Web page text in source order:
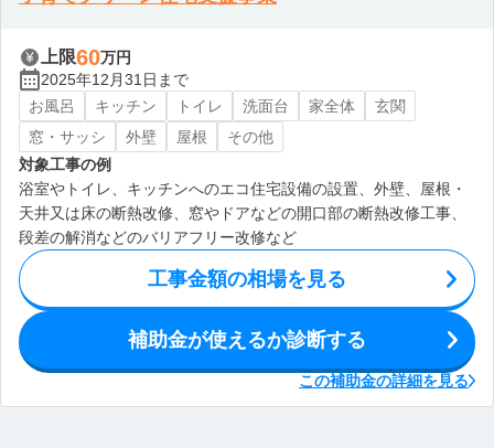
上限60万円
2025年12月31日まで
お風呂
キッチン トイレ 洗面台 家全体
玄関
窓・サッシ
外壁 屋根
その他
対象工事の例
浴室やトイレ、キッチンへのエコ住宅設備の設置、外壁、屋根・
天井又は床の断熱改修、窓やドアなどの開口部の断熱改修工事、
段差の解消などのバリアフリー改修など
工事金額の相場を見る
補助金が使えるか診断する
この補助金の詳細を見る